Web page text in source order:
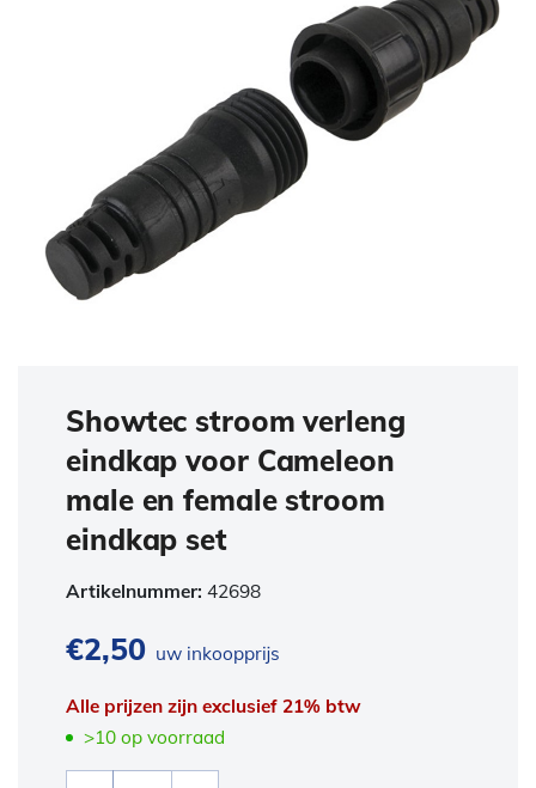
Showtec stroom verleng
eindkap voor Cameleon
male en female stroom
eindkap set
Artikelnummer: 42698
€2,50 uw inkoopprijs
Alle prijzen zijn exclusief 21% btw
>10 op voorraad